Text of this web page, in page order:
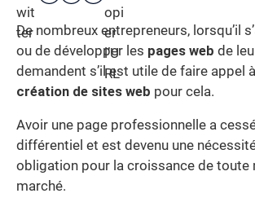
De nombreux entrepreneurs, lorsqu’il
ou de développer les pages web de
demandent s’il est utile de faire appel
création de sites web pour cela.
Avoir une page professionnelle a
différentiel et est devenu une
obligation pour la croissance de toute
marché.